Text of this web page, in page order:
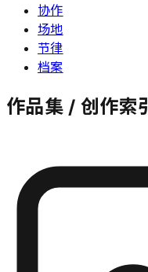
协作
场地
节律
档案
作品集 / 创作索引